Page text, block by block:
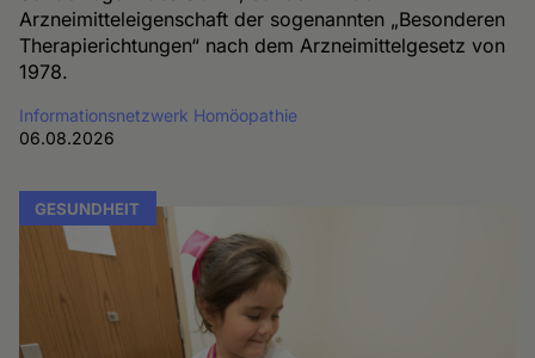
Arzneimitteleigenschaft der sogenannten „Besonderen
Therapierichtungen“ nach dem Arzneimittelgesetz von
1978.
Informationsnetzwerk Homöopathie
06.08.2026
GESUNDHEIT